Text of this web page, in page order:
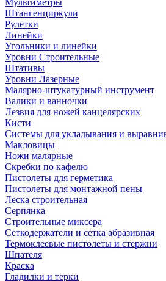
Мультиметры
Штангенциркули
Рулетки
Линейки
Угольники и линейки
Уровни Строительные
Штативы
Уровни Лазерные
Малярно-штукатурный инструмент
Валики и ванночки
Лезвия для ножей канцелярских
Кисти
Системы для укладывания и
Макловицы
Ножи малярные
Скребки по кафелю
Пистолеты для герметика
Пистолеты для монтажной пены
Леска строительная
Серпянка
Строительные миксера
Сеткодержатели и сетка абразивная
Термоклеевые пистолеты и стержни
Шпателя
Краска
Гладилки и терки